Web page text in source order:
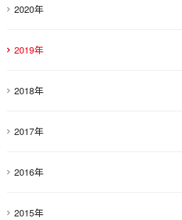
2020年
2019年
2018年
2017年
2016年
2015年